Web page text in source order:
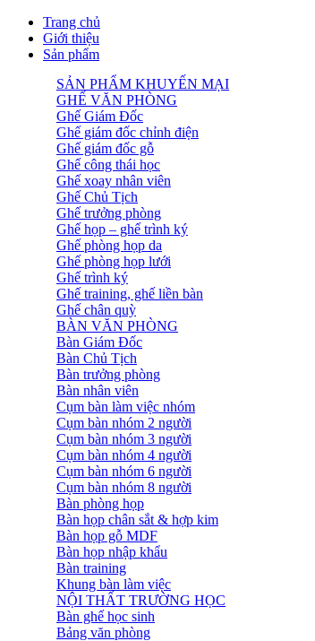
Trang chủ
Giới thiệu
Sản phẩm
SẢN PHẨM KHUYẾN MẠI
GHẾ VĂN PHÒNG
Ghế Giám Đốc
Ghế giám đốc chỉnh điện
Ghế giám đốc gỗ
Ghế công thái học
Ghế xoay nhân viên
Ghế Chủ Tịch
Ghế trưởng phòng
Ghế họp – ghế trình ký
Ghế phòng họp da
Ghế phòng họp lưới
Ghế trình ký
Ghế training, ghế liền bàn
Ghế chân quỳ
BÀN VĂN PHÒNG
Bàn Giám Đốc
Bàn Chủ Tịch
Bàn trưởng phòng
Bàn nhân viên
Cụm bàn làm việc nhóm
Cụm bàn nhóm 2 người
Cụm bàn nhóm 3 người
Cụm bàn nhóm 4 người
Cụm bàn nhóm 6 người
Cụm bàn nhóm 8 người
Bàn phòng họp
Bàn họp chân sắt & hợp kim
Bàn họp gỗ MDF
Bàn họp nhập khẩu
Bàn training
Khung bàn làm việc
NỘI THẤT TRƯỜNG HỌC
Bàn ghế học sinh
Bảng văn phòng